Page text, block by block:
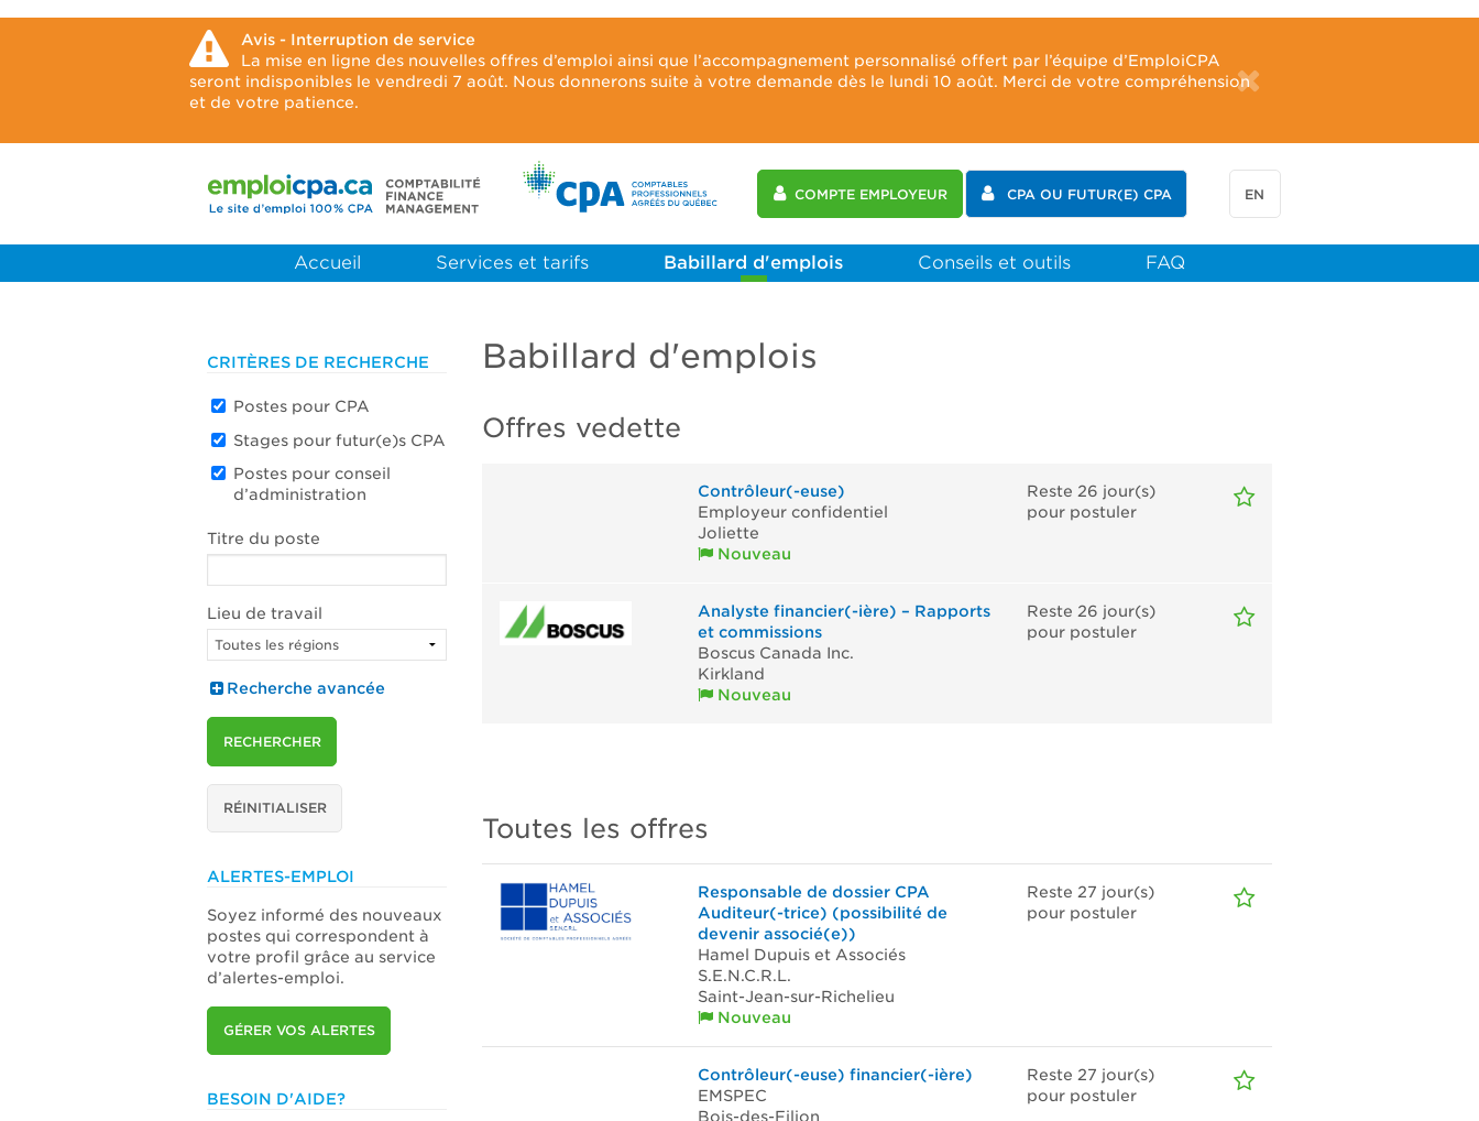
Avis - Interruption de service
La mise en ligne des nouvelles offres d’emploi ainsi que l’accompagnement personnalisé offert par l’équipe d’EmploiCPA
seront indisponibles le vendredi 7 août. Nous donnerons suite à votre demande dès le lundi 10 août. Merci de votre compréhension
et de votre patience.
COMPTE EMPLOYEUR CPA OU FUTUR(E) CPA EN
Accueil Services et tarifs Babillard d'emplois Conseils et outils FAQ
Babillard d'emplois
CRITÈRES DE RECHERCHE
Postes pour CPA
Stages pour futur(e)s CPA
Postes pour conseil
d’administration
Titre du poste
Lieu de travail
Recherche avancée
RECHERCHER
RÉINITIALISER
ALERTES-EMPLOI
Soyez informé des nouveaux
postes qui correspondent à
votre profil grâce au service
d’alertes-emploi.
GÉRER VOS ALERTES
BESOIN D'AIDE?
Offres vedette
Contrôleur(-euse)
Employeur confidentiel
Joliette
Nouveau
Reste 26 jour(s)
pour postuler
Analyste financier(-ière) – Rapports
et commissions
Boscus Canada Inc.
Kirkland
Nouveau
Reste 26 jour(s)
pour postuler
Toutes les offres
Responsable de dossier CPA
Auditeur(-trice) (possibilité de
devenir associé(e))
Hamel Dupuis et Associés
S.E.N.C.R.L.
Saint-Jean-sur-Richelieu
Nouveau
Reste 27 jour(s)
pour postuler
Contrôleur(-euse) financier(-ière)
EMSPEC
Bois-des-Filion
Reste 27 jour(s)
pour postuler